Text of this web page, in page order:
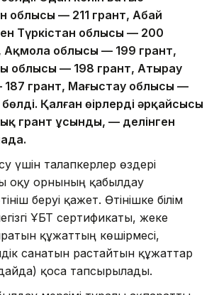
облысы — 211 грант, Абай
Түркістан облысы — 200
Ақмола облысы — 199 грант,
облысы — 198 грант, Атырау
грант, Маңғыстау облысы —
Қалған өңірлердің әрқайсысы
грант ұсынды, — делінген
үшін талапкерлер өздері
оқу орнының қабылдау
беруі қажет. Өтінішке білім
ҰБТ сертификаты, жеке
құжаттың көшірмесі,
санатын растайтын құжаттар
қоса тапсырылады.